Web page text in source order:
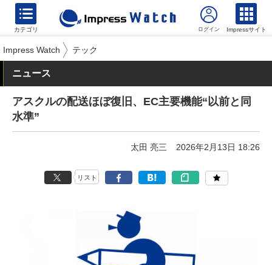
カテゴリ Impressサイト
Impress Watch テック
ニュース
アスクルの配送ほぼ復旧、EC主要機能“以前と同
水準”
太田 亮三 2026年2月13日 18:26
リスト